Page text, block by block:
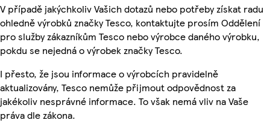
V případě jakýchkoliv Vašich dotazů nebo potřeby získat radu
ohledně výrobků značky Tesco, kontaktujte prosím Oddělení
pro služby zákazníkům Tesco nebo výrobce daného výrobku,
pokdu se nejedná o výrobek značky Tesco.
I přesto, že jsou informace o výrobcích pravidelně
aktualizovány, Tesco nemůže přijmout odpovědnost za
jakékoliv nesprávné informace. To však nemá vliv na Vaše
práva dle zákona.